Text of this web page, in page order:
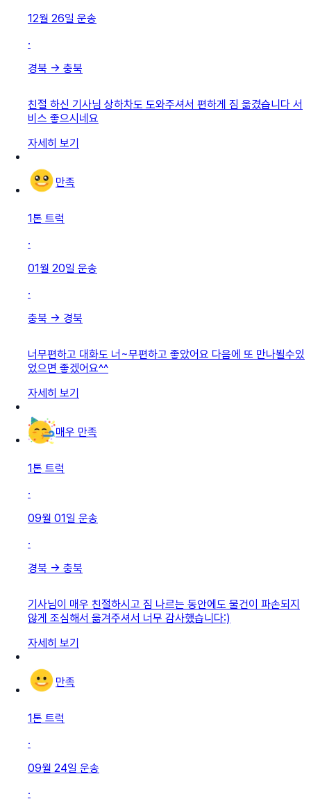
12월 26일 운송
·
경북 → 충북
친절 하신 기사님 상하차도 도와주셔서 편하게 짐 옮겼습니다 서
비스 좋으시네요
자세히 보기
만족
1톤 트럭
·
01월 20일 운송
·
충북 → 경북
너무편하고 대화도 너~무편하고 좋았어요 다음에 또 만나뵐수있
었으면 좋겠어요^^
자세히 보기
매우 만족
1톤 트럭
·
09월 01일 운송
·
경북 → 충북
기사님이 매우 친절하시고 짐 나르는 동안에도 물건이 파손되지
않게 조심해서 옮겨주셔서 너무 감사했습니다:)
자세히 보기
만족
1톤 트럭
·
09월 24일 운송
·